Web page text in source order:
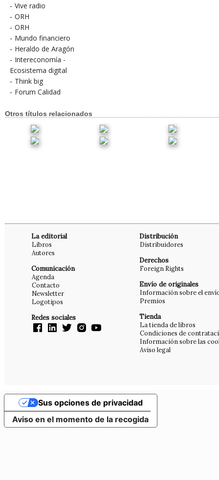
- Vive radio
- ORH
- ORH
- Mundo financiero
- Heraldo de Aragón
- Intereconomía -
Ecosistema digital
- Think big
- Forum Calidad
Otros títulos relacionados
La editorial
Libros
Autores
Comunicación
Agenda
Contacto
Newsletter
Logotipos
Redes sociales
Distribución
Distribuidores
Derechos
Foreign Rights
Envío de originales
Información sobre el
Premios
Tienda
La tienda de libros
Condiciones de
Información sobre las
Aviso legal
Aviso en el momento de la recogida
Sus opciones de privacidad